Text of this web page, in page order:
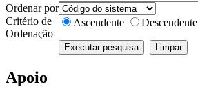
Ordenar por
Critério de
Ordenação
Ascendente Descendente
Apoio